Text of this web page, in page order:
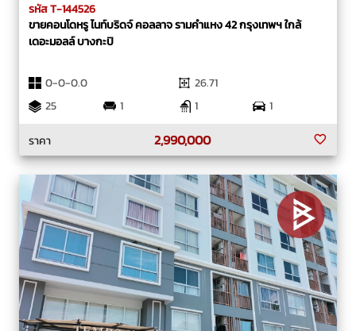
รหัส T-144526
ขายคอนโดหรู ไนท์บริดจ์ คอลลาจ รามคำแหง 42 กรุงเทพฯ ใกล้
เดอะมอลล์ บางกะปิ
0-0-0.0
26.71
25
1 1
1
ราคา
2,990,000